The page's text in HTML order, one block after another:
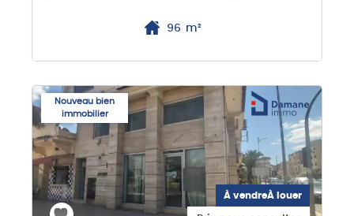
96 m²
Nouveau bien
immobilier
À vendreÀ louer